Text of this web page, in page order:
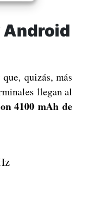
Android
quizás, más
llegan al
4100 mAh de